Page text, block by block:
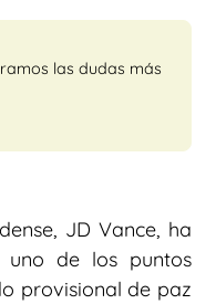
las dudas más
JD Vance, ha
uno de los puntos
provisional de paz